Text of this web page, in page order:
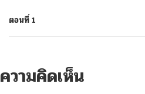
ตอนที่ 1
ความคิดเห็น